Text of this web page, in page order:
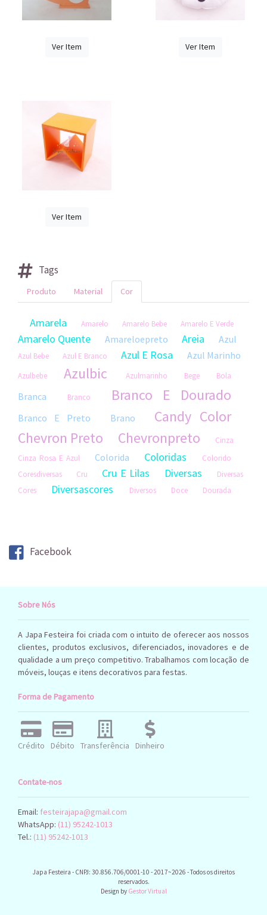
Ver Item Ver Item
Ver Item
Tags
Produto Material Cor
Amarela Amarelo Amarelo Bebe Amarelo E Verde
Amarelo Quente Amareloepreto Areia Azul
Azul Bebe Azul E Branco Azul E Rosa Azul Marinho
Azulbebe Azulbic Azulmarinho Bege Bola
Branca Branco Branco E Dourado
Branco E Preto Brano
Candy Color
Chevron Preto
Chevronpreto
Cinza
Cinza Rosa E Azul
Colorida Coloridas
Colorido
Coresdiversas
Cru Cru E Lilas Diversas
Diversas
Cores
Diversascores Diversos Doce Dourada
Marrom Neon
E Azul
Rosa Com Rosa Claro Rosa E
Amarelo Roxa Roxo Rustica
Rustico
Tons De Rosa
Transparente Turquesa
Verde Agua E Branco
Vermelgo
Vermelho
Facebook
Sobre Nós
A Japa Festeira foi criada com o intuito de oferecer aos nossos
clientes, produtos exclusivos, diferenciados, inovadores e de
qualidade a um preço competitivo. Trabalhamos com locação de
móveis, louças e itens decorativos para festas.
Forma de Pagamento
Crédito Débito Transferência Dinheiro
Contate-nos
Email: festeirajapa@gmail.com
WhatsApp: (11) 95242-1013
Tel.: (11) 95242-1013
Japa Festeira - CNPJ: 30.856.706/0001-10 - 2017~2026 - Todos os direitos
reservados.
Design by Gestor Virtual